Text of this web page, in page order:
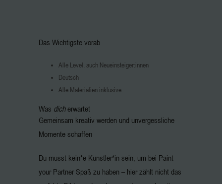
Das Wichtigste vorab
Alle Level, auch Neueinsteiger:innen
Deutsch
Alle Materialien inklusive
Was dicherwartet
Gemeinsam kreativ werden und unvergessliche
Momente schaffen
Du musst kein*e Künstler*in sein, um bei Paint
your Partner Spaß zu haben – hier zählt nicht das